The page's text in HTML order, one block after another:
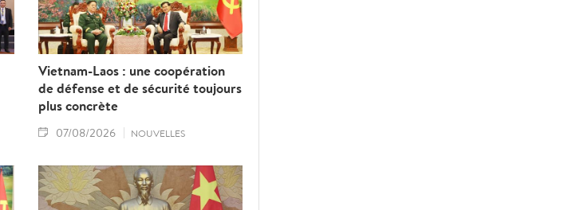
Vietnam-Laos : une coopération
de défense et de sécurité toujours
plus concrète
07/08/2026 NOUVELLES